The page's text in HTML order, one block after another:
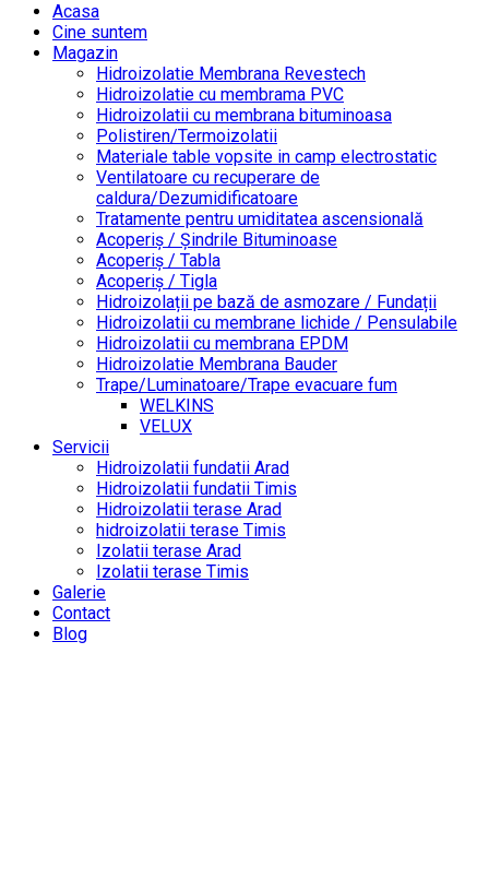
Acasa
Cine suntem
Magazin
Hidroizolatie Membrana Revestech
Hidroizolatie cu membrama PVC
Hidroizolatii cu membrana bituminoasa
Polistiren/Termoizolatii
Materiale table vopsite in camp electrostatic
Ventilatoare cu recuperare de
caldura/Dezumidificatoare
Tratamente pentru umiditatea ascensională
Acoperiș / Șindrile Bituminoase
Acoperiș / Tabla
Acoperiș / Tigla
Hidroizolații pe bază de asmozare / Fundații
Hidroizolatii cu membrane lichide / Pensulabile
Hidroizolatii cu membrana EPDM
Hidroizolatie Membrana Bauder
Trape/Luminatoare/Trape evacuare fum
WELKINS
VELUX
Servicii
Hidroizolatii fundatii Arad
Hidroizolatii fundatii Timis
Hidroizolatii terase Arad
hidroizolatii terase Timis
Izolatii terase Arad
Izolatii terase Timis
Galerie
Contact
Blog